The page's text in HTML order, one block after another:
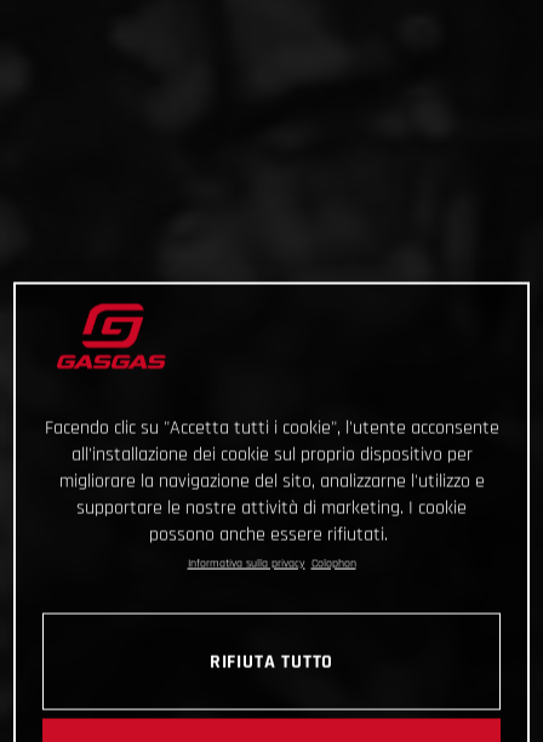
Facendo clic su "Accetta tutti i cookie", l'utente acconsente
all'installazione dei cookie sul proprio dispositivo per
migliorare la navigazione del sito, analizzarne l'utilizzo e
supportare le nostre attività di marketing. I cookie
possono anche essere rifiutati.
Informativa sulla privacy Colophon
RIFIUTA TUTTO